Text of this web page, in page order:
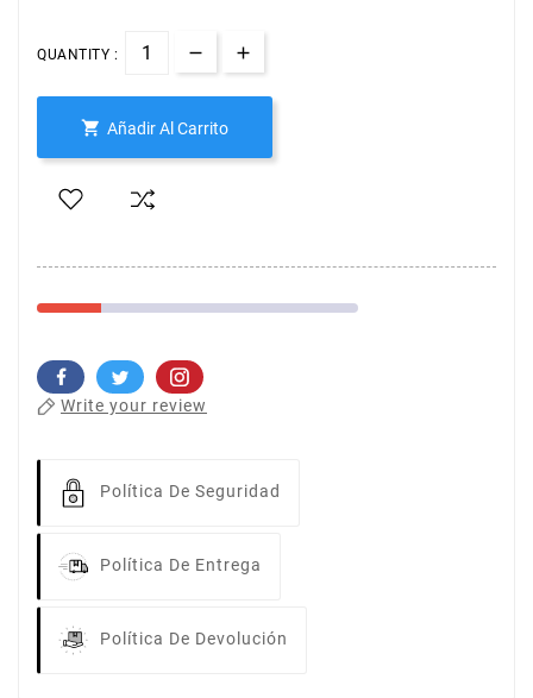
QUANTITY :
 Añadir Al Carrito
Write your review
Política De Seguridad
Política De Entrega
Política De Devolución